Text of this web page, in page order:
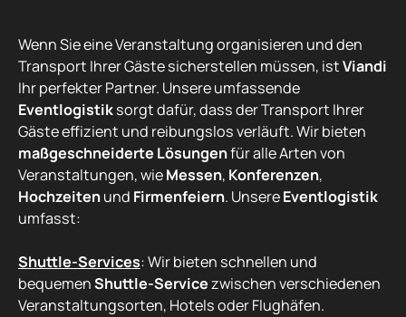
Wenn Sie eine Veranstaltung organisieren und den
Transport Ihrer Gäste sicherstellen müssen, istViandi
Ihr perfekter Partner. Unsere umfassende
Eventlogistiksorgt dafür, dass der Transport Ihrer
Gäste effizient und reibungslos verläuft. Wir bieten
maßgeschneiderte Lösungenfür alle Arten von
Veranstaltungen, wieMessen, Konferenzen,
Hochzeitenund Firmenfeiern. UnsereEventlogistik
umfasst:
Shuttle-Services: Wir bieten schnellen und
bequemenShuttle-Servicezwischen verschiedenen
Veranstaltungsorten, Hotels oder Flughäfen.